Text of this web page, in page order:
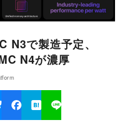
で製造予定、
N4が濃厚